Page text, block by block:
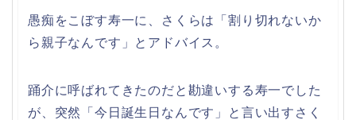
愚痴をこぼす寿一に、さくらは「割り切れないか
ら親子なんです」とアドバイス。
踊介に呼ばれてきたのだと勘違いする寿一でした
が、突然「今日誕生日なんです」と言い出すさく